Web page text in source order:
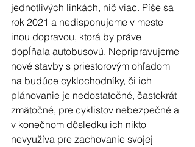
jednotlivých linkách, nič viac. Píše sa
rok 2021 a nedisponujeme v meste
inou dopravou, ktorá by práve
dopĺňala autobusovú. Nepripravujeme
nové stavby s priestorovým ohľadom
na budúce cyklochodníky, či ich
plánovanie je nedostatočné, častokrát
zmätočné, pre cyklistov nebezpečné a
v konečnom dôsledku ich nikto
nevyužíva pre zachovanie svojej